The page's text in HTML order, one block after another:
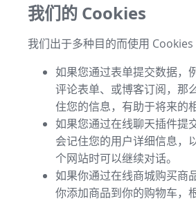
我们的 Cookies
我们出于多种目的而使用 Cookies
如果您通过表单提交数据，
评论表单、或博客订阅，那
住您的信息，有助于将来的
如果您通过在线聊天插件提
会记住您的用户详细信息，
个网站时可以继续对话。
如果你通过在线商城购买商
你添加商品到你的购物车，